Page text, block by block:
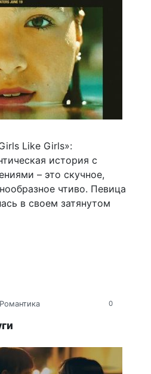
Like Girls»:
история с
– это скучное,
чтиво. Певица
в своем затянутом
0
Романтика